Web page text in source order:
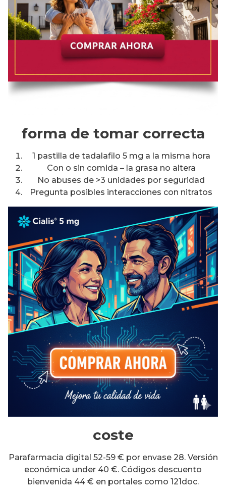
forma de tomar correcta
1 pastilla de tadalafilo 5 mg a la misma hora
Con o sin comida – la grasa no altera
No abuses de >3 unidades por seguridad
Pregunta posibles interacciones con nitratos
coste
Parafarmacia digital 52-59 € por envase 28. Versión
económica under 40 €. Códigos descuento
bienvenida 44 € en portales como 121doc.